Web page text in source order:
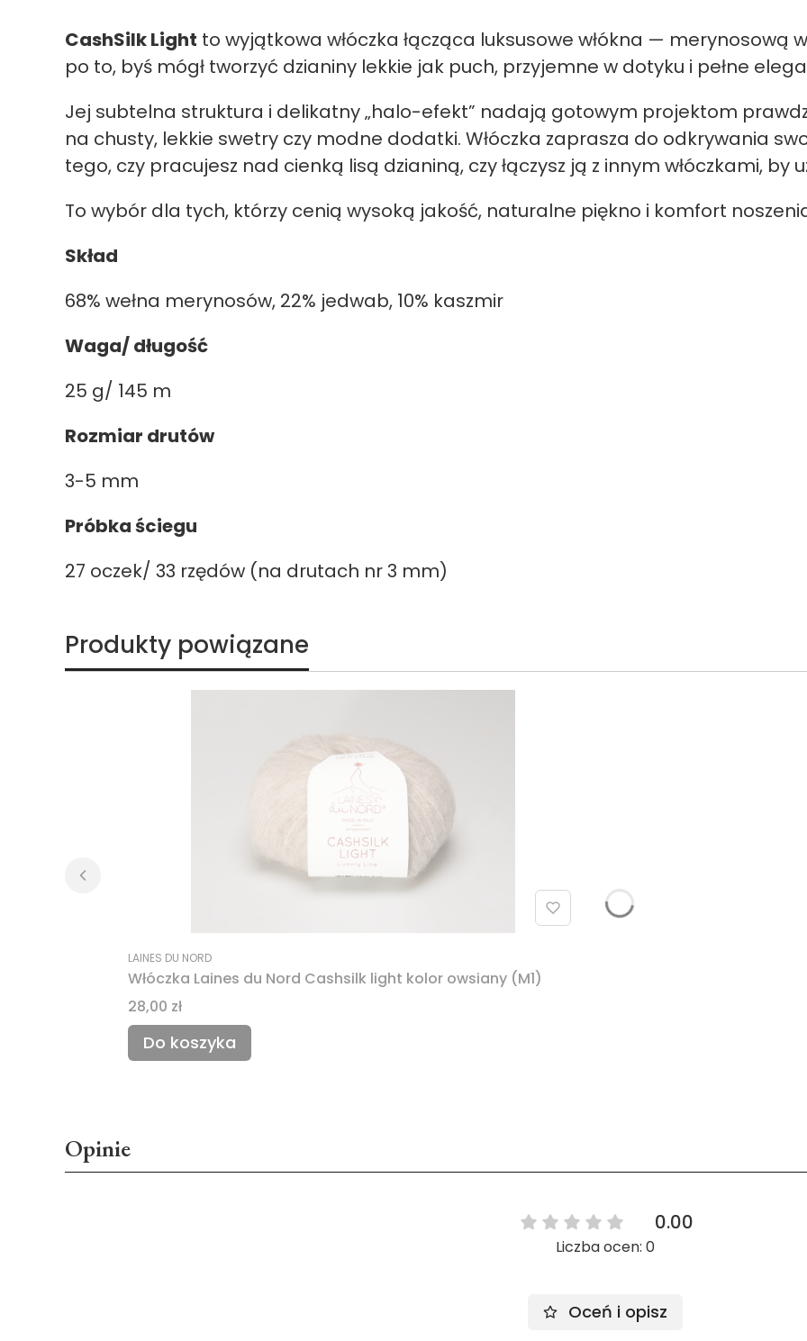
CashSilk Light to wyjątkowa włóczka łącząca luksusowe włókna — merynosową
po to, byś mógł tworzyć dzianiny lekkie jak puch, przyjemne w dotyku i pełne
Jej subtelna struktura i delikatny „halo-efekt” nadają gotowym projektom
na chusty, lekkie swetry czy modne dodatki. Włóczka zaprasza do odkrywania
tego, czy pracujesz nad cienką lisą dzianiną, czy łączysz ją z innym włóczkami, by
To wybór dla tych, którzy cenią wysoką jakość, naturalne piękno i komfort
Skład
68% wełna merynosów, 22% jedwab, 10% kaszmir
Waga/ długość
25 g/ 145 m
Rozmiar drutów
3-5 mm
Próbka ściegu
27 oczek/ 33 rzędów (na drutach nr 3 mm)
Produkty powiązane
LAINES DU NORD
Włóczka Laines du Nord Cashsilk light kolor owsiany (M1)
Cena
28,00 zł
Do koszyka
Opinie
0.00
Liczba ocen: 0
Oceń i opisz